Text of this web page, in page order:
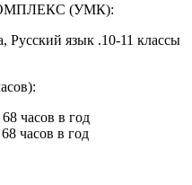
(УМК):
язык .10-11 классы
часов в год
часов в год